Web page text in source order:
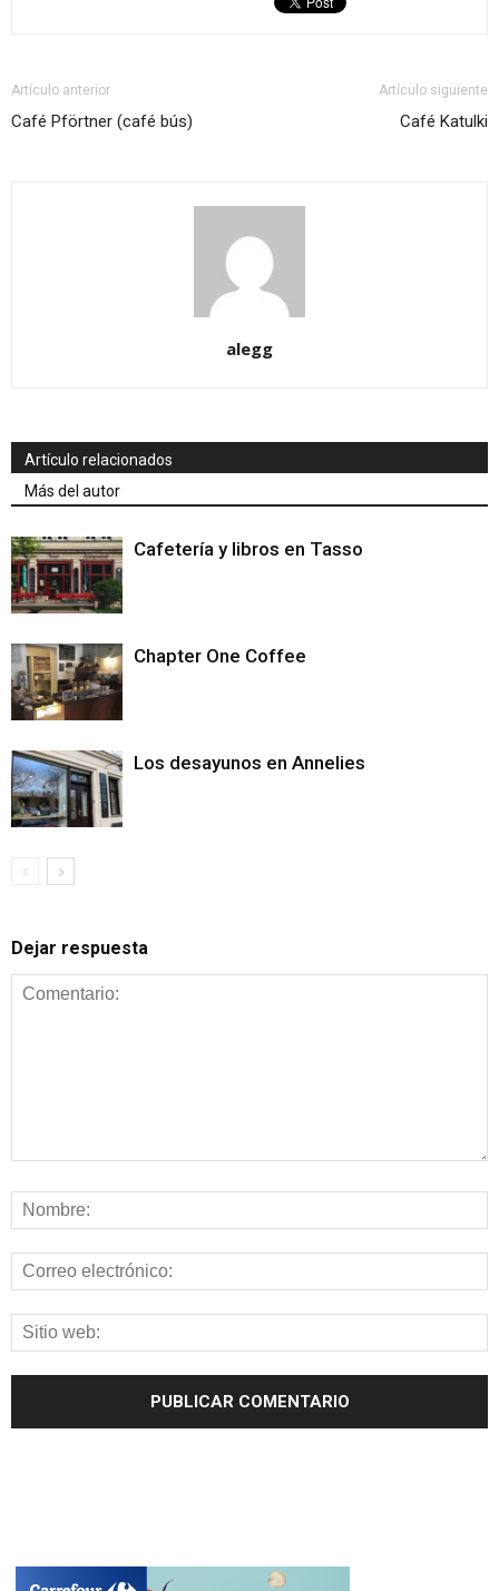
Artículo anterior
Café Pförtner (café bús)
Artículo siguiente
Café Katulki
alegg
Artículo relacionados
Más del autor
Cafetería y libros en Tasso
Chapter One Coffee
Los desayunos en Annelies
Dejar respuesta